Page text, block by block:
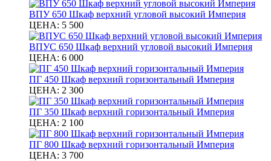
ВПУ 650 Шкаф верхний угловой высокий Империя
ЦЕНА: 5 500
ВПУС 650 Шкаф верхний угловой высокий Империя
ЦЕНА: 6 000
ПГ 450 Шкаф верхний горизонтальный Империя
ЦЕНА: 2 300
ПГ 350 Шкаф верхний горизонтальный Империя
ЦЕНА: 2 100
ПГ 800 Шкаф верхний горизонтальный Империя
ЦЕНА: 3 700